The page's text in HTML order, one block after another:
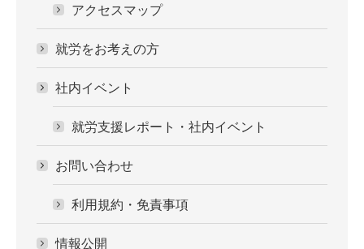
アクセスマップ
就労をお考えの方
社内イベント
就労支援レポート・社内イベント
お問い合わせ
利用規約・免責事項
情報公開